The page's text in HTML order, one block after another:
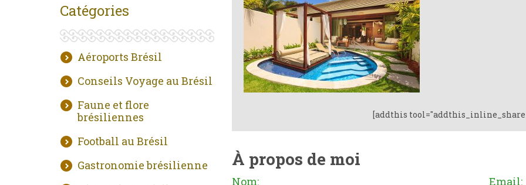
Catégories
Aéroports Brésil
Conseils Voyage au Brésil
Faune et flore
brésiliennes
Football au Brésil
Gastronomie brésilienne
[addthis
À propos de moi
Nom: Email: